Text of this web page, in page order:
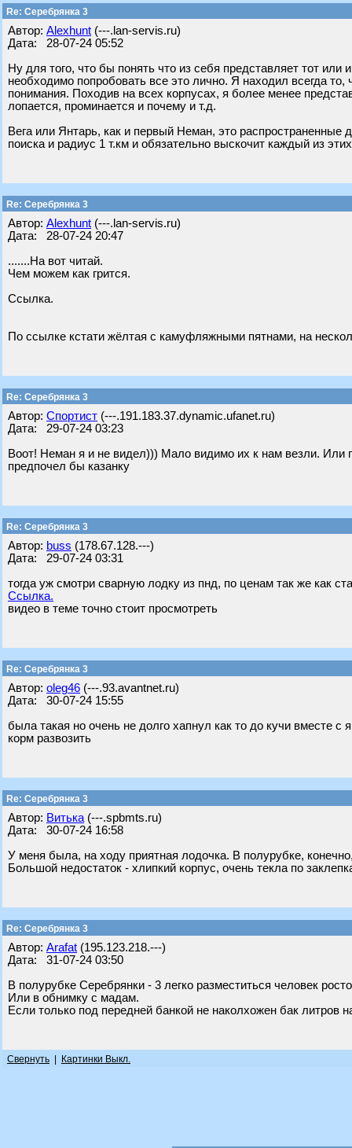
Re: Серебрянка 3
Автор: Alexhunt (---.lan-servis.ru)
Дата: 28-07-24 05:52
Ну для того, что бы понять что из себя представляет тот
необходимо попробовать все это лично. Я находил всегда
понимания. Походив на всех корпусах, я более менее
лопается, проминается и почему и т.д.
Вега или Янтарь, как и первый Неман, это распространенные
поиска и радиус 1 т.км и обязательно выскочит каждый из
Re: Серебрянка 3
Автор: Alexhunt (---.lan-servis.ru)
Дата: 28-07-24 20:47
.......На вот читай.
Чем можем как грится.
Ссылка.
По ссылке кстати жёлтая с камуфляжными пятнами, на
Re: Серебрянка 3
Автор: Спортист (---.191.183.37.dynamic.ufanet.ru)
Дата: 29-07-24 03:23
Воот! Неман я и не видел))) Мало видимо их к нам везли.
предпочел бы казанку
Re: Серебрянка 3
Автор: buss (178.67.128.---)
Дата: 29-07-24 03:31
тогда уж смотри сварную лодку из пнд, по ценам так же как
Ссылка.
видео в теме точно стоит просмотреть
Re: Серебрянка 3
Автор: oleg46 (---.93.avantnet.ru)
Дата: 30-07-24 15:55
была такая но очень не долго хапнул как то до кучи вместе
корм развозить
Re: Серебрянка 3
Автор: Витька (---.spbmts.ru)
Дата: 30-07-24 16:58
У меня была, на ходу приятная лодочка. В полурубке,
Большой недостаток - хлипкий корпус, очень текла по
Re: Серебрянка 3
Автор: Arafat (195.123.218.---)
Дата: 31-07-24 03:50
В полурубке Серебрянки - 3 легко разместиться человек
Или в обнимку с мадам.
Если только под передней банкой не наколхожен бак литров
Свернуть Картинки Выкл.